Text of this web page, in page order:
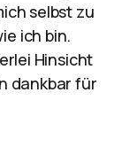
selbst zu
ich bin.
Hinsicht
dankbar für